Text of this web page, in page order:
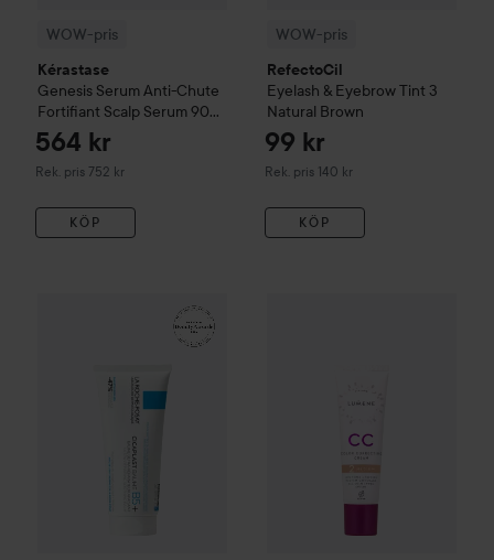
WOW-pris
Kérastase
Genesis Serum Anti-Chute
Fortifiant Scalp Serum90
ml
564 kr
Rek. pris 752 kr
Rekommenderat pris 752 kr
KÖP
WOW-pris
RefectoCil
Eyelash & Eyebrow Tint 3
Natural Brown
99 kr
Rek. pris 140 kr
Rekommenderat pris 140 kr
KÖP
La Roche-Posay